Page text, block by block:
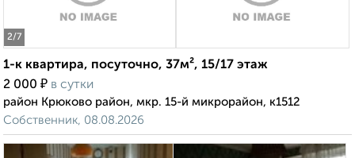
2/7
1-к квартира, посуточно, 37м², 15/17 этаж
2 000 ₽ в сутки
район Крюково район, мкр. 15-й микрорайон, к1512
Собственник, 08.08.2026